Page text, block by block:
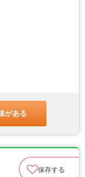
がある
保存する